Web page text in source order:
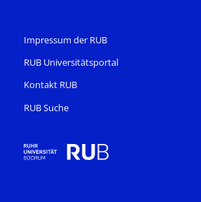
Impressum der RUB
RUB Universitätsportal
Kontakt RUB
RUB Suche